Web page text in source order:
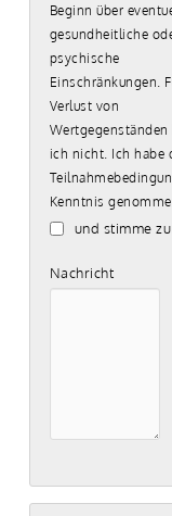
Beginn über
gesundheitliche
psychische
Einschränkungen. Für den
Verlust von
Wertgegenständen
ich nicht. Ich habe die
Kenntnis
und stimme zu
Nachricht